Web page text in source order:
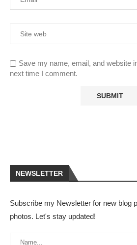
Save my name, email, and website
next time I comment.
NEWSLETTER
Subscribe my Newsletter for new blog
photos. Let's stay updated!